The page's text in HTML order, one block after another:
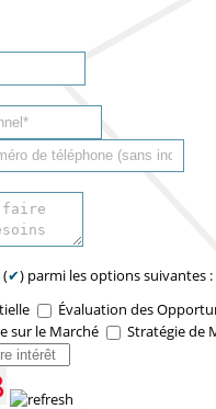
✔) parmi les options suivantes :
Évaluation des
sur le Marché
Stratégie de